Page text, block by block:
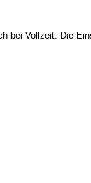
bei Vollzeit. Die